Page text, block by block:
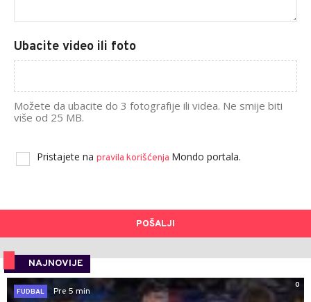
Ubacite video ili foto
Možete da ubacite do 3 fotografije ili videa. Ne smije biti
više od 25 MB.
Pristajete na pravila korišćenja Mondo portala.
POŠALJI
NAJNOVIJE
0
FUDBAL
Pre 5 min